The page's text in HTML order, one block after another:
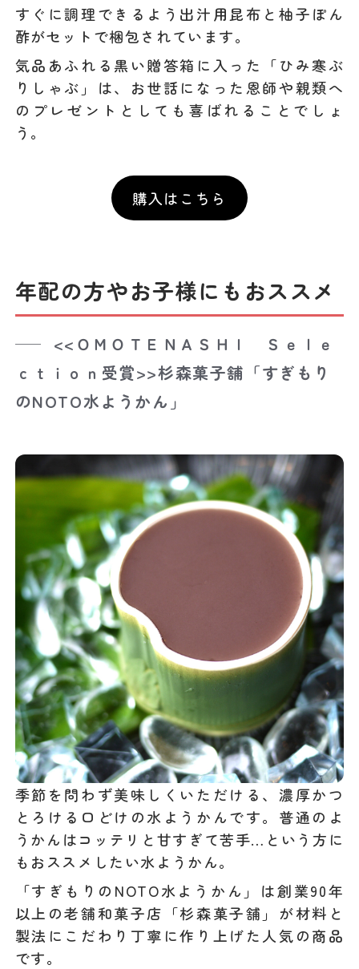
すぐに調理できるよう出汁用昆布と柚子ぽん
酢がセットで梱包されています。
気品あふれる黒い贈答箱に入った「ひみ寒ぶ
りしゃぶ」は、お世話になった恩師や親類へ
のプレゼントとしても喜ばれることでしょ
う。
購入はこちら
年配の方やお子様にもおススメ
<<ＯＭＯＴＥＮＡＳＨＩ Ｓｅｌｅ
ｃｔｉｏｎ受賞>>杉森菓子舗「すぎもり
のNOTO水ようかん」
季節を問わず美味しくいただける、濃厚かつ
とろける口どけの水ようかんです。普通のよ
うかんはコッテリと甘すぎて苦手…という方に
もおススメしたい水ようかん。
「すぎもりのNOTO水ようかん」は創業90年
以上の老舗和菓子店「杉森菓子舗」が材料と
製法にこだわり丁寧に作り上げた人気の商品
です。